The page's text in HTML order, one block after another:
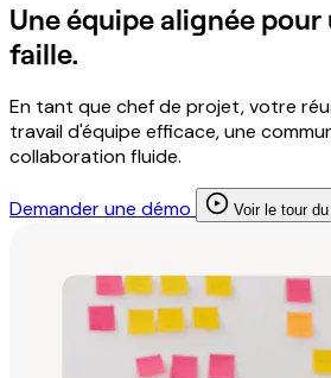
Une équipe alignée pour
faille.
En tant que chef de projet, votre
travail d'équipe efficace, une
collaboration fluide.
Demander une démo Voir le tour